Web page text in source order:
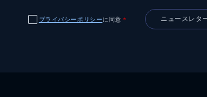
プライバシーポリシーに同意 ＊